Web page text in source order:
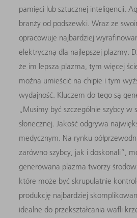
pamięci lub sztucznej inteligencji.
branży od podszewki. Wraz ze
opracowuje najbardziej
elektryczną dla najlepszej plazmy.
że im lepsza plazma, tym więcej
można umieścić na chipie i tym
wydajność. Kluczem do tego są
„Musimy być szczególnie szybcy w
słonecznej. Jakość odgrywa
medycznym. Na rynku
zarówno szybcy, jak i doskonali”,
generowana plazma tworzy
które może być skrupulatnie
produkcję najbardziej
idealne do przekształcania wafli